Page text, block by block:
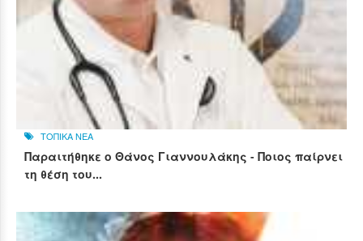
ΤΟΠΙΚΑ ΝΕΑ
Παραιτήθηκε ο Θάνος Γιαννουλάκης - Ποιος παίρνει
τη θέση του...